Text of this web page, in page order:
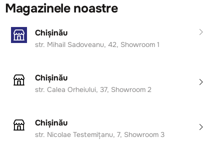
Magazinele noastre
Chișinău
str. Mihail Sadoveanu, 42, Showroom 1
Chișinău
str. Calea Orheiului, 37, Showroom 2
Chișinău
str. Nicolae Testemițanu, 7, Showroom 3